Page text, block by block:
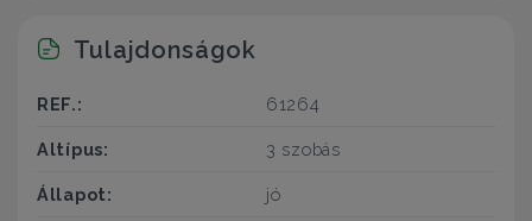
Tulajdonságok
REF.: 61264
Altípus: 3 szobás
Állapot: jó